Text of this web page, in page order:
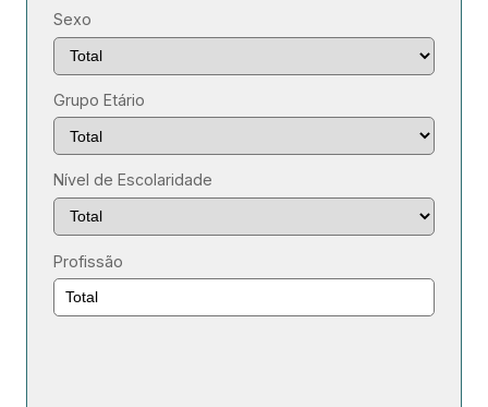
Sexo
Grupo Etário
Nível de Escolaridade
Profissão